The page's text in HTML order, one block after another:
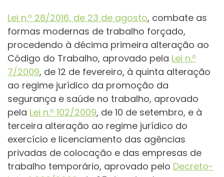
Lei n.º 28/2016, de 23 de agosto, combate as
formas modernas de trabalho forçado,
procedendo à décima primeira alteração ao
Código do Trabalho, aprovado pela Lei n.º
7/2009, de 12 de fevereiro, à quinta alteração
ao regime jurídico da promoção da
segurança e saúde no trabalho, aprovado
pela Lei n.º 102/2009, de 10 de setembro, e à
terceira alteração ao regime jurídico do
exercício e licenciamento das agências
privadas de colocação e das empresas de
trabalho temporário, aprovado pelo Decreto-